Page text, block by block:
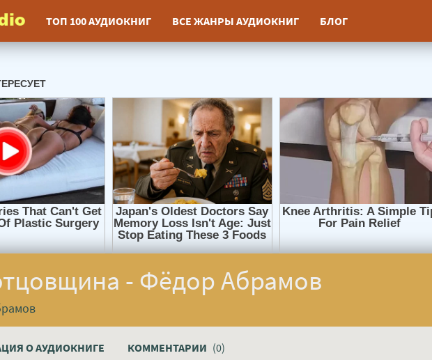
ТОП 100 АУДИОКНИГ ВСЕ ЖАНРЫ АУДИОКНИГ БЛОГ
- Фёдор Абрамов
О АУДИОКНИГЕ КОММЕНТАРИИ (0)